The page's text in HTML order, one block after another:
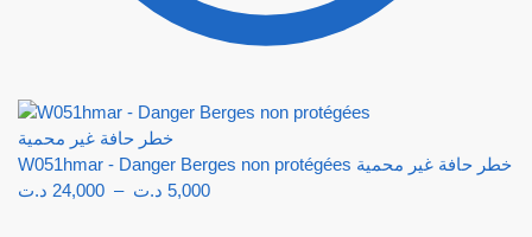
W051hmar - Danger Berges non protégées خطر حافة غير محمية
5,000 د.ت –
24,000 د.ت